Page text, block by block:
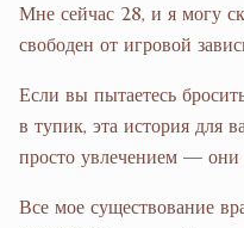
Мне сейчас 28, и я могу
свободен от игровой
Если вы пытаетесь
в тупик, эта история для
просто увлечением —
Все мое существование